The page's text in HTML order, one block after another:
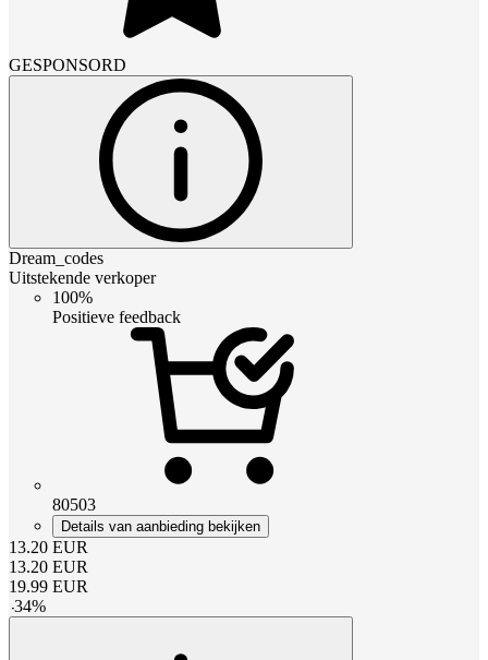
GESPONSORD
Dream_codes
Uitstekende verkoper
100%
Positieve feedback
80503
Details van aanbieding bekijken
13.20 EUR
13.20 EUR
19.99 EUR
-34%